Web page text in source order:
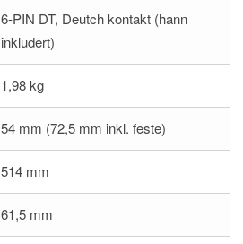
6-PIN DT, Deutch kontakt (hann
inkludert)
1,98 kg
54 mm (72,5 mm inkl. feste)
514 mm
61,5 mm